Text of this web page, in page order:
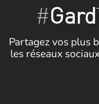
#Gard
Partagez vos plus
les réseaux